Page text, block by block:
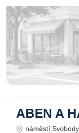
ABEN A
náměstí